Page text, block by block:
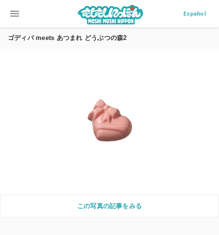
menu Español
ゴディバ meets あつまれ どうぶつの森2
この写真の記事をみる